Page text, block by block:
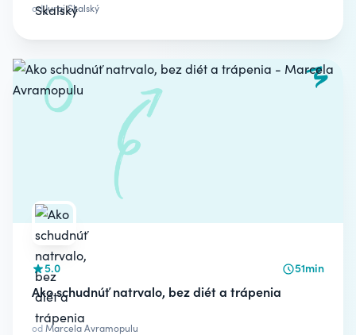
odJuraj Skalský
5.0 51min
Ako schudnúť natrvalo, bez diét a trápenia
odMarcela Avramopulu